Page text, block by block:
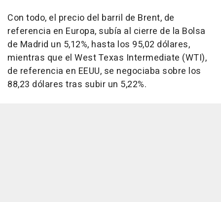
Con todo, el precio del barril de Brent, de
referencia en Europa, subía al cierre de la Bolsa
de Madrid un 5,12%, hasta los 95,02 dólares,
mientras que el West Texas Intermediate (WTI),
de referencia en EEUU, se negociaba sobre los
88,23 dólares tras subir un 5,22%.